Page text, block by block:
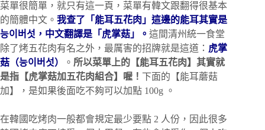
菜單很簡單，就只有這一頁，菜單有韓文跟翻得很基本
的簡體中文。 我查了「能耳五花肉」這邊的能耳其實是
능이버섯，中文翻譯是「虎掌菇」。 這間清州統一食堂
除了烤五花肉有名之外，最厲害的招牌就是這道： 虎掌
菇（능이버섯）
。 所以菜單上的【能耳五花肉】其實就
是指【虎掌菇加五花肉組合】喔！ 下面的【能耳蘑菇
加】，是如果後面吃不夠可以加點 100g 。
在韓國吃烤肉一般都會規定最少要點 2 人份，因此很多